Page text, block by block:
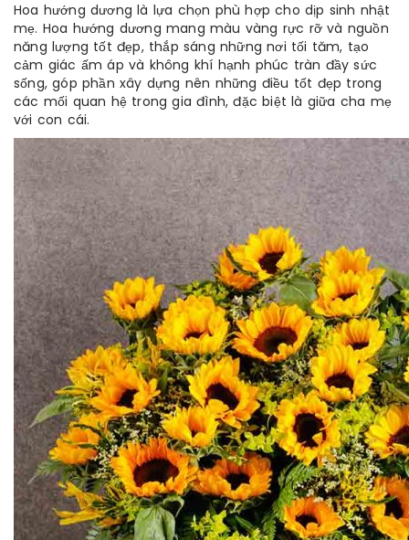
Hoa hướng dương là lựa chọn phù hợp cho dịp sinh nhật
mẹ. Hoa hướng dương mang màu vàng rực rỡ và nguồn
năng lượng tốt đẹp, thắp sáng những nơi tối tăm, tạo
cảm giác ấm áp và không khí hạnh phúc tràn đầy sức
sống, góp phần xây dựng nên những điều tốt đẹp trong
các mối quan hệ trong gia đình, đặc biệt là giữa cha mẹ
với con cái.